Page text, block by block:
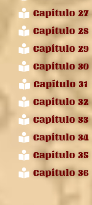
Capítulo 27
Capítulo 28
Capítulo 29
Capítulo 30
Capítulo 31
Capítulo 32
Capítulo 33
Capítulo 34
Capítulo 35
Capítulo 36